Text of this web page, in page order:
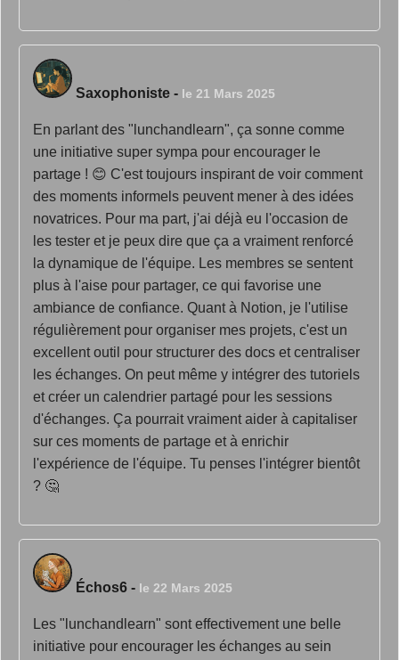
Saxophoniste - le 21 Mars 2025
En parlant des "lunchandlearn", ça sonne comme
une initiative super sympa pour encourager le
partage ! 😊 C'est toujours inspirant de voir comment
des moments informels peuvent mener à des idées
novatrices. Pour ma part, j'ai déjà eu l'occasion de
les tester et je peux dire que ça a vraiment renforcé
la dynamique de l'équipe. Les membres se sentent
plus à l'aise pour partager, ce qui favorise une
ambiance de confiance. Quant à Notion, je l'utilise
régulièrement pour organiser mes projets, c'est un
excellent outil pour structurer des docs et centraliser
les échanges. On peut même y intégrer des tutoriels
et créer un calendrier partagé pour les sessions
d'échanges. Ça pourrait vraiment aider à capitaliser
sur ces moments de partage et à enrichir
l'expérience de l'équipe. Tu penses l'intégrer bientôt
? 🤔
Échos6 - le 22 Mars 2025
Les "lunchandlearn" sont effectivement une belle
initiative pour encourager les échanges au sein